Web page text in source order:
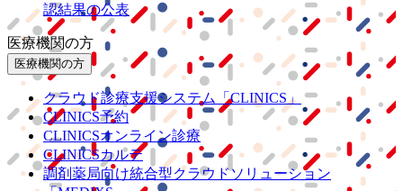
認結果の公表
医療機関の方
医療機関の方
クラウド診療支援システム
「CLINICS」
CLINICS予約
CLINICSオンライン診療
CLINICSカルテ
調剤薬局向け統合型クラウドソリューション